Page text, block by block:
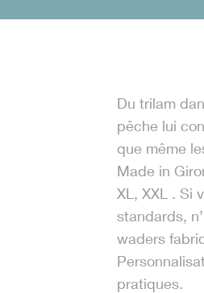
Du trilam
pêche lui
que même
Made in
XL, XXL . Si
standards,
waders
pratiques.